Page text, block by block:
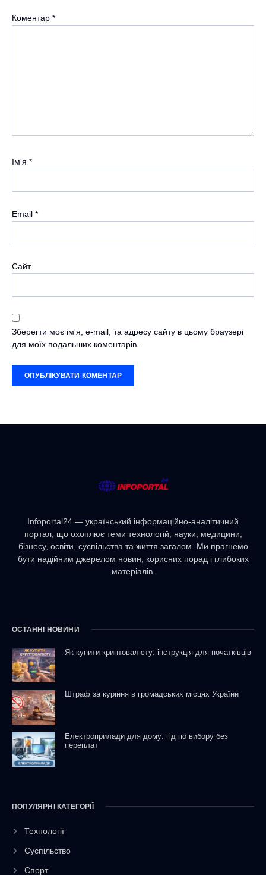
Коментар *
Ім'я *
Email *
Сайт
Зберегти моє ім'я, e-mail, та адресу сайту в цьому браузері
для моїх подальших коментарів.
Infoportal24 — український інформаційно-аналітичний
портал, що охоплює теми технологій, науки, медицини,
бізнесу, освіти, суспільства та життя загалом. Ми прагнемо
бути надійним джерелом новин, корисних порад і глибоких
матеріалів.
ОСТАННІ НОВИНИ
Як купити криптовалюту: інструкція для початківців
Штраф за куріння в громадських місцях України
Електроприлади для дому: гід по вибору без
переплат
ПОПУЛЯРНІ КАТЕГОРІЇ
Технології
Суспільство
Спорт